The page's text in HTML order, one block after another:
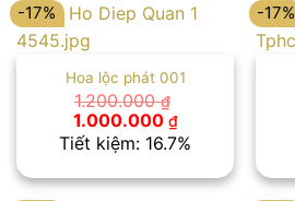
-17%
Hoa lộc phát 001
1.200.000₫
Giá
gốc
là:
1.000.000 ₫Giá
hiện
tại
1.000.000 ₫.
Tiết kiệm: 16.7%
-17%